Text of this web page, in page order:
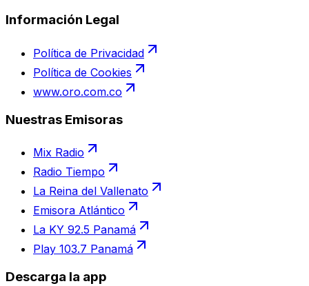
Información Legal
Política de Privacidad
Política de Cookies
www.oro.com.co
Nuestras Emisoras
Mix Radio
Radio Tiempo
La Reina del Vallenato
Emisora Atlántico
La KY 92.5 Panamá
Play 103.7 Panamá
Descarga la app